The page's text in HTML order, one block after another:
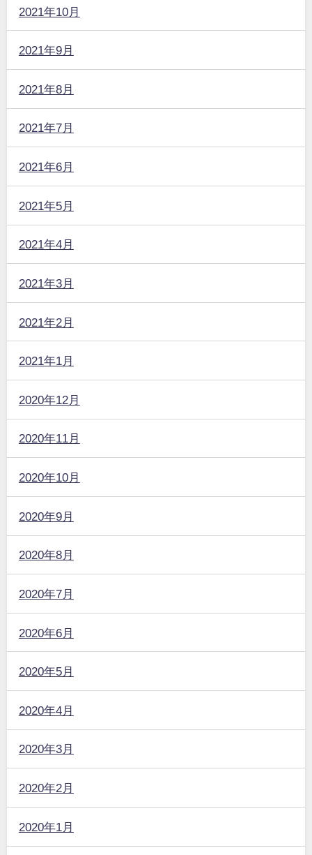
2021年10月
2021年9月
2021年8月
2021年7月
2021年6月
2021年5月
2021年4月
2021年3月
2021年2月
2021年1月
2020年12月
2020年11月
2020年10月
2020年9月
2020年8月
2020年7月
2020年6月
2020年5月
2020年4月
2020年3月
2020年2月
2020年1月